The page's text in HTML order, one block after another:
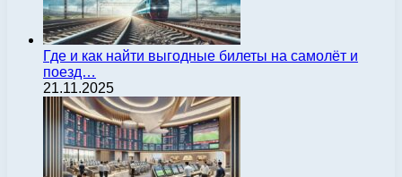
Где и как найти выгодные билеты на самолёт и
поезд…
21.11.2025